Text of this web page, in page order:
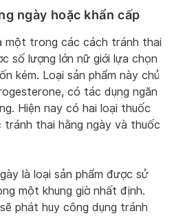
ngày hoặc khẩn cấp
một trong các cách tránh thai
số lượng lớn nữ giới lựa chọn
kém. Loại sản phẩm này chủ
có tác dụng ngăn
Hiện nay có hai loại thuốc
thai hằng ngày và thuốc
là loại sản phẩm được sử
một khung giờ nhất định.
phát huy công dụng tránh